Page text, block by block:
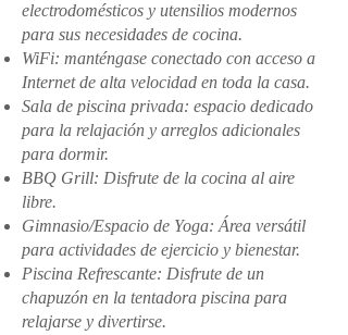
electrodomésticos y utensilios modernos
para sus necesidades de cocina.
WiFi: manténgase conectado con acceso a
Internet de alta velocidad en toda la casa.
Sala de piscina privada: espacio dedicado
para la relajación y arreglos adicionales
para dormir.
BBQ Grill: Disfrute de la cocina al aire
libre.
Gimnasio/Espacio de Yoga: Área versátil
para actividades de ejercicio y bienestar.
Piscina Refrescante: Disfrute de un
chapuzón en la tentadora piscina para
relajarse y divertirse.